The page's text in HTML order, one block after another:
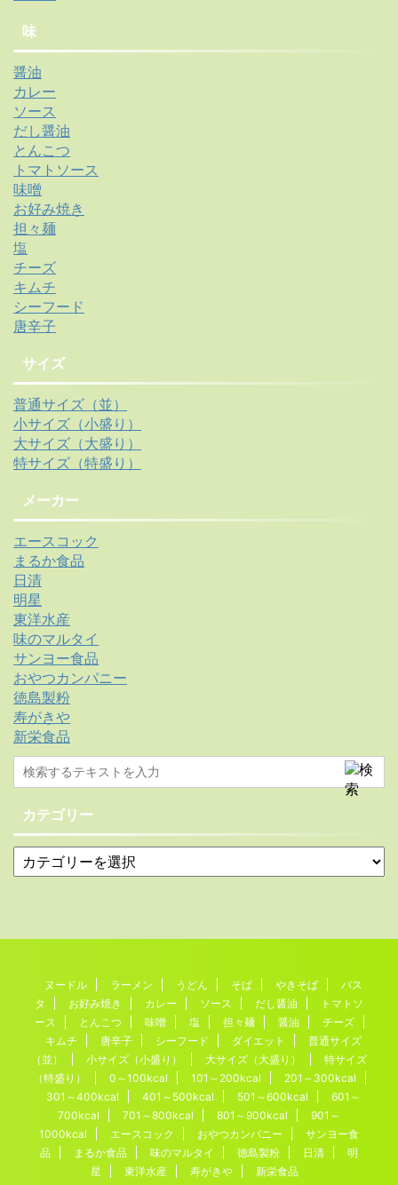
味
醤油
カレー
ソース
だし醤油
とんこつ
トマトソース
味噌
お好み焼き
担々麺
塩
チーズ
キムチ
シーフード
唐辛子
サイズ
普通サイズ（並）
小サイズ（小盛り）
大サイズ（大盛り）
特サイズ（特盛り）
メーカー
エースコック
まるか食品
日清
明星
東洋水産
味のマルタイ
サンヨー食品
おやつカンパニー
徳島製粉
寿がきや
新栄食品
カテゴリー
ヌードル ラーメン うどん そば やきそば
パス
タ
お好み焼き カレー ソース だし醤油
トマトソ
ース
とんこつ 味噌 塩 担々麺 醤油
チーズ
キムチ
唐辛子 シーフード ダイエット
普通サイズ
（並）
小サイズ（小盛り） 大サイズ（大盛り）
特サイズ
（特盛り）
0～100kcal 101～200kcal
201～300kcal
301～400kcal
401～500kcal 501～600kcal
601～
700kcal
701～800kcal 801～900kcal
901～
1000kcal
エースコック おやつカンパニー
サンヨー食
品
まるか食品 味のマルタイ 徳島製粉 日清
明
星
東洋水産 寿がきや 新栄食品